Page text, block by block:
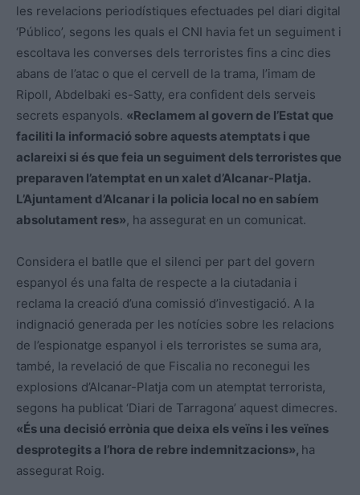
les revelacions periodístiques efectuades pel diari digital
‘Público’, segons les quals el CNI havia fet un seguiment i
escoltava les converses dels terroristes fins a cinc dies
abans de l’atac o que el cervell de la trama, l’imam de
Ripoll, Abdelbaki es-Satty, era confident dels serveis
secrets espanyols. «Reclamem al govern de l’Estat que
faciliti la informació sobre aquests atemptats i que
aclareixi si és que feia un seguiment dels terroristes que
preparaven l’atemptat en un xalet d’Alcanar-Platja.
L’Ajuntament d’Alcanar i la policia local no en sabíem
absolutament res», ha assegurat en un comunicat.
Considera el batlle que el silenci per part del govern
espanyol és una falta de respecte a la ciutadania i
reclama la creació d’una comissió d’investigació. A la
indignació generada per les notícies sobre les relacions
de l’espionatge espanyol i els terroristes se suma ara,
també, la revelació de que Fiscalia no reconegui les
explosions d’Alcanar-Platja com un atemptat terrorista,
segons ha publicat ‘Diari de Tarragona’ aquest dimecres.
«És una decisió errònia que deixa els veïns i les veïnes
desprotegits a l’hora de rebre indemnitzacions», ha
assegurat Roig.